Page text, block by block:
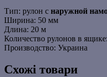
Тип: рулон с наружной
Ширина: 50 мм
Длина: 20 м
Количество рулонов в
Производство: Украина
Схожі товари